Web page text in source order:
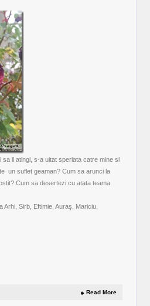
il atingi, s-a uitat speriata catre mine si
un suflet geaman? Cum sa arunci la
Cum sa desertezi cu atata teama
Arhi, Sirb, Eftimie, Auraş Mariciu,
Read More